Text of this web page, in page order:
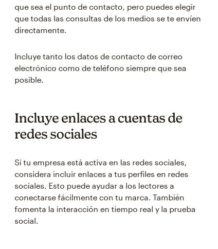
que sea el punto de contacto, pero puedes elegir
que todas las consultas de los medios se te envíen
directamente.
Incluye tanto los datos de contacto de correo
electrónico como de teléfono siempre que sea
posible.
Incluye enlaces a cuentas de
redes sociales
Si tu empresa está activa en las redes sociales,
considera incluir enlaces a tus perfiles en redes
sociales. Esto puede ayudar a los lectores a
conectarse fácilmente con tu marca. También
fomenta la interacción en tiempo real y la prueba
social.